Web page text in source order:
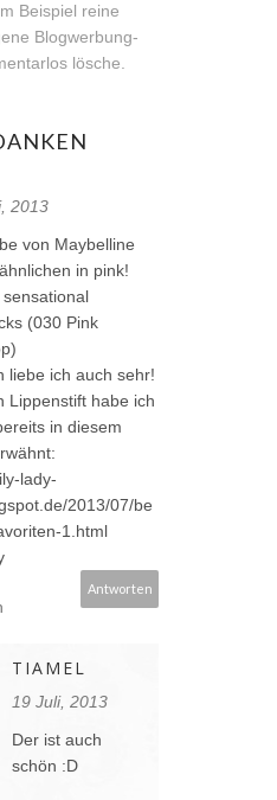
Beispiel reine
Blogwerbung-
lösche.
2013
von Maybelline
in pink!
(030 Pink
liebe ich auch sehr!
Lippenstift habe ich
in diesem
lady-
2013/07/be
1.html
Antworten
TIAMEL
19 Juli, 2013
Der ist auch
schön :D